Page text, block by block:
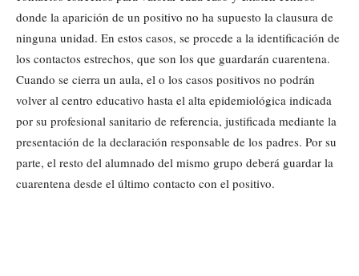
donde la aparición de un positivo no ha supuesto la clausura de
ninguna unidad. En estos casos, se procede a la identificación de
los contactos estrechos, que son los que guardarán cuarentena.
Cuando se cierra un aula, el o los casos positivos no podrán
volver al centro educativo hasta el alta epidemiológica indicada
por su profesional sanitario de referencia, justificada mediante la
presentación de la declaración responsable de los padres. Por su
parte, el resto del alumnado del mismo grupo deberá guardar la
cuarentena desde el último contacto con el positivo.